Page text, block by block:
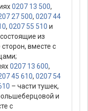
0207 13 500,
27 500, 0207 44
, 0207 55 510 и
из
вместе с
0207 13 600,
45 610, 0207 54
– части тушек,
и
с